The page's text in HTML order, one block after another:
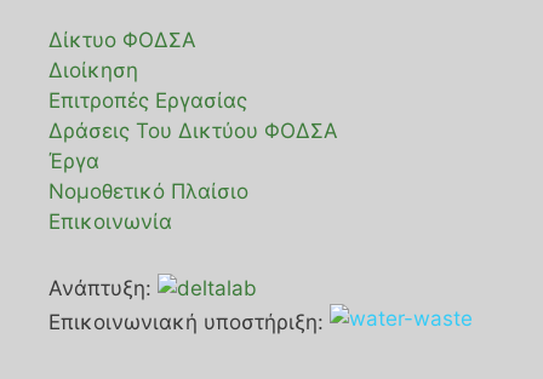
Δίκτυο ΦΟΔΣΑ
Διοίκηση
Επιτροπές Εργασίας
Δράσεις Του Δικτύου ΦΟΔΣΑ
Έργα
Νομοθετικό Πλαίσιο
Επικοινωνία
Ανάπτυξη:
Επικοινωνιακή υποστήριξη: